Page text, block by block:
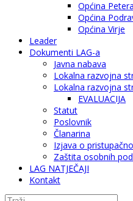
Općina
Općina
Općina Virje
Leader
Dokumenti LAG-a
Javna nabava
Lokalna razvojna
Lokalna razvojna
EVALUACIJA
Statut
Poslovnik
Članarina
Izjava o
Zaštita osobnih
LAG NATJEČAJI
Kontakt